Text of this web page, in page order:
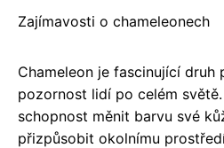
Zajímavosti o chameleonech
Chameleon je fascinující druh
pozornost lidí po celém
schopnost měnit barvu své
přizpůsobit okolnímu